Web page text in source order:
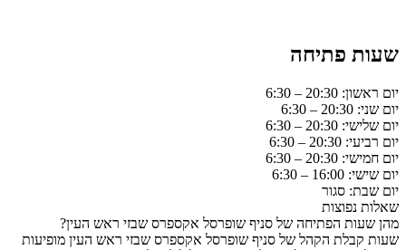
שעות פתיחה
יום ראשון: 20:30 – 6:30
יום שני: 20:30 – 6:30
יום שלישי: 20:30 – 6:30
יום רביעי: 20:30 – 6:30
יום חמישי: 20:30 – 6:30
יום שישי: 16:00 – 6:30
יום שבת: סגור
שאלות נפוצות
מהן שעות הפתיחה של סניף שופרסל אקספרס שבזי ראש העין?
שעות קבלת הקהל של סניף שופרסל אקספרס שבזי ראש העין מופיעות